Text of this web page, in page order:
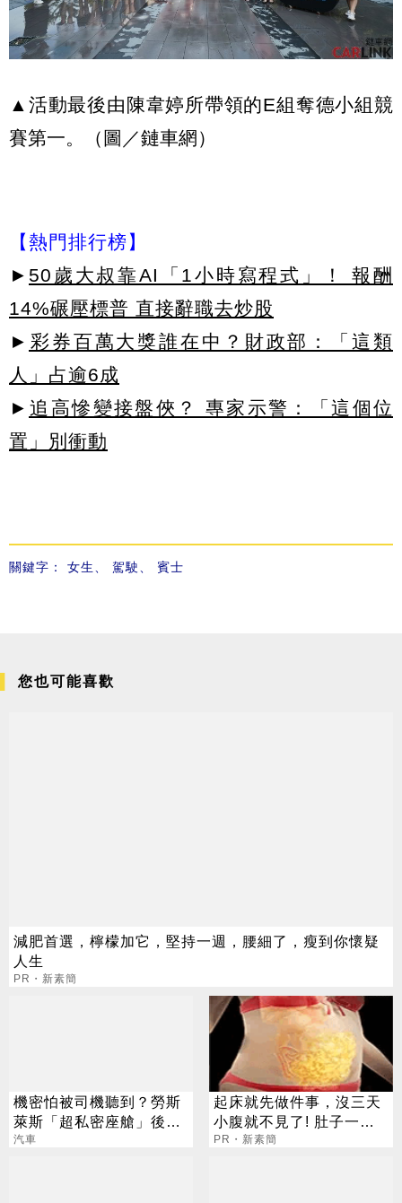
▲活動最後由陳韋婷所帶領的E組奪德小組競
賽第一。（圖／鏈車網）
【熱門排行榜】
► 50歲大叔靠AI「1小時寫程式」！ 報酬
14%碾壓標普 直接辭職去炒股
► 彩券百萬大獎誰在中？財政部：「這類
人」占逾6成
► 追高慘變接盤俠？ 專家示警：「這個位
置」別衝動
關鍵字： 女生 駕駛 賓士
您也可能喜歡
減肥首選，檸檬加它，堅持一週，腰細了，瘦到你懷疑
人生
PR・新素簡
機密怕被司機聽到？勞斯
萊斯「超私密座艙」後座
有隔間！
汽車
起床就先做件事，沒三天
小腹就不見了! 肚子一天
天變小！
PR・新素簡